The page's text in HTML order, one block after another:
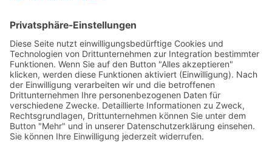
Informationen
Impressum
Datenschutz